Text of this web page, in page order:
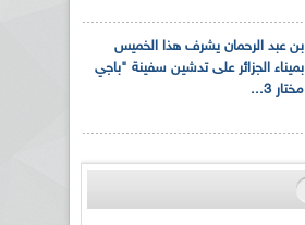
بن عبد الرحمان يشرف هذا الخميس
بميناء الجزائر على تدشين سفينة "باجي
مختار 3...